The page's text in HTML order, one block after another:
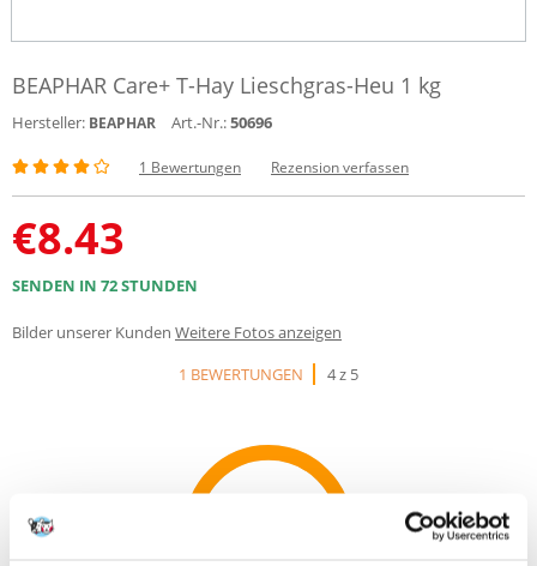
BEAPHAR Care+ T-Hay Lieschgras-Heu 1 kg
Hersteller: BEAPHAR Art.-Nr.:50696
1 Bewertungen Rezension verfassen
€8.43
SENDEN IN 72 STUNDEN
Bilder unserer Kunden Weitere Fotos anzeigen
1 BEWERTUNGEN
4 z 5